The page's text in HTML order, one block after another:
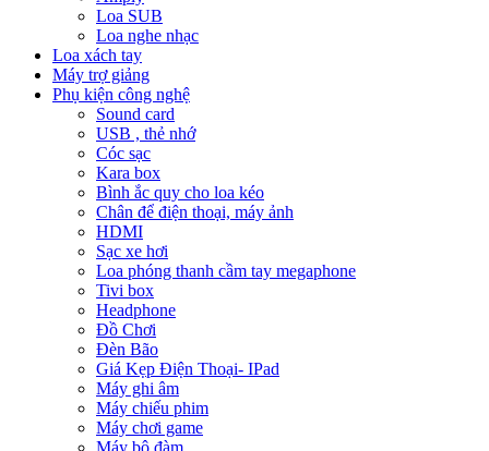
Loa SUB
Loa nghe nhạc
Loa xách tay
Máy trợ giảng
Phụ kiện công nghệ
Sound card
USB , thẻ nhớ
Cóc sạc
Kara box
Bình ắc quy cho loa kéo
Chân để điện thoại, máy ảnh
HDMI
Sạc xe hơi
Loa phóng thanh cầm tay megaphone
Tivi box
Headphone
Đồ Chơi
Đèn Bão
Giá Kẹp Điện Thoại- IPad
Máy ghi âm
Máy chiếu phim
Máy chơi game
Máy bộ đàm